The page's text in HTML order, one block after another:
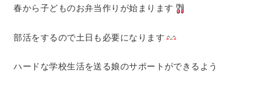
春から子どものお弁当作りが始まります
部活をするので土日も必要になります
ハードな学校生活を送る娘のサポートができるよう